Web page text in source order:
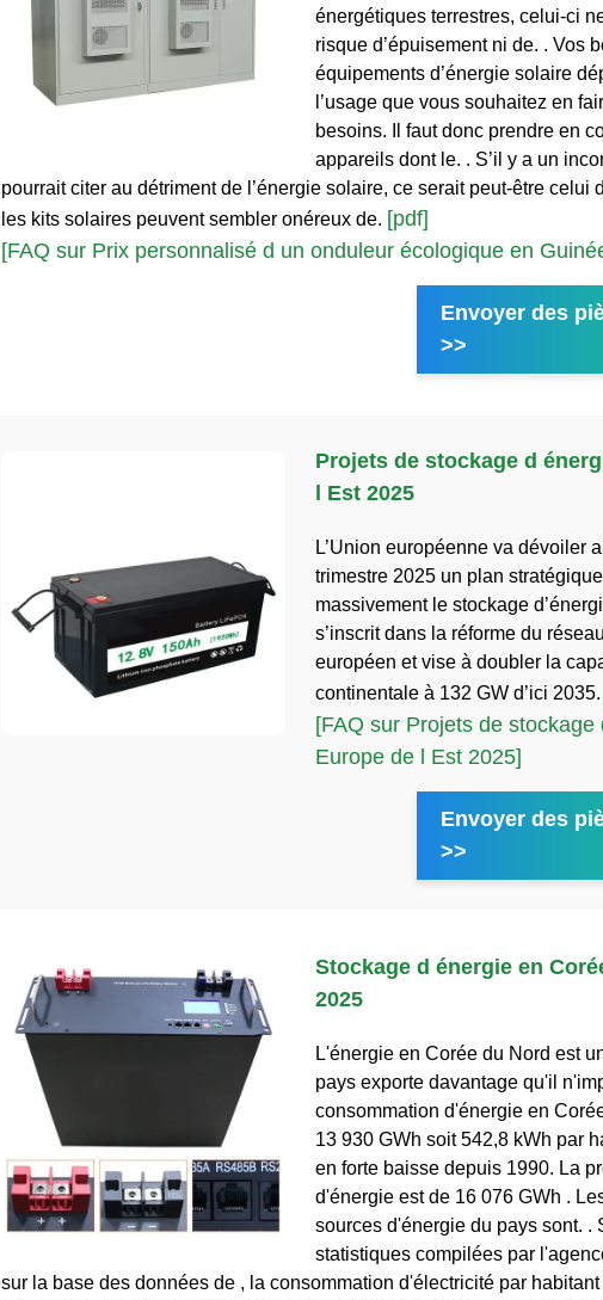
énergétiques terrestres, celui-ci
risque d’épuisement ni de. . Vos
équipements d’énergie solaire
l’usage que vous souhaitez en
besoins. Il faut donc prendre en
appareils dont le. . S’il y a un
pourrait citer au détriment de l’énergie solaire, ce serait peut-être celui
les kits solaires peuvent sembler onéreux de. [pdf]
[FAQ sur Prix personnalisé d un onduleur écologique en
Envoyer des
>>
Projets de stockage d
l Est 2025
L’Union européenne va dévoiler
trimestre 2025 un plan
massivement le stockage
s’inscrit dans la réforme du
européen et vise à doubler la
continentale à 132 GW d’ici 2035.
[FAQ sur Projets de stockage
Europe de l Est 2025]
Envoyer des
>>
Stockage d énergie en
2025
L'énergie en Corée du Nord est
pays exporte davantage qu'il
consommation d'énergie en
13 930 GWh soit 542,8 kWh par
en forte baisse depuis 1990. La
d'énergie est de 16 076 GWh .
sources d'énergie du pays sont. .
statistiques compilées par
sur la base des données de , la consommation d'électricité par